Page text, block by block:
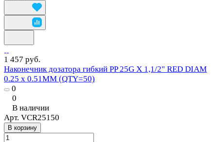
1 457 руб.
Наконечник дозатора гибкий PP 25G X 1,1/2" RED DIAM
0.25 x 0.51MM (QTY=50)
0
0
В наличии
Арт. VCR25150
В корзину